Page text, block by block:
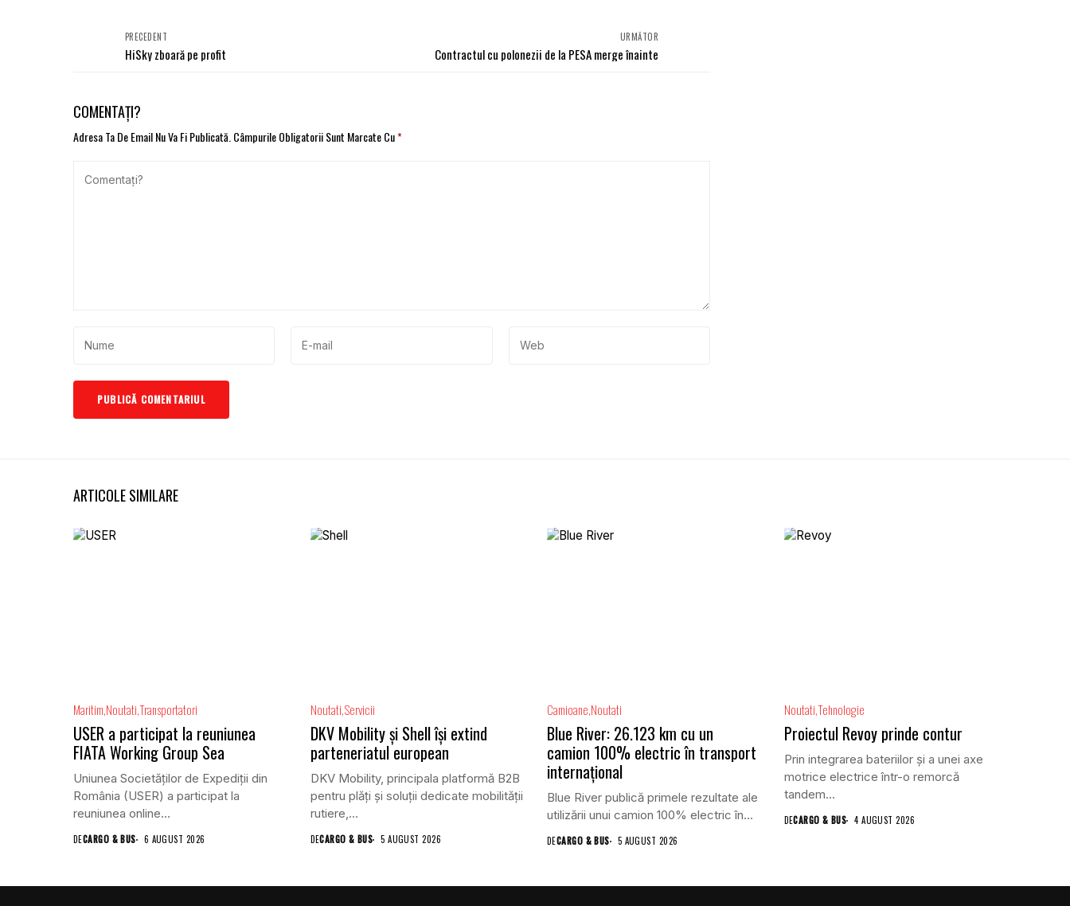
PRECEDENT
HiSky zboară pe profit
URMĂTOR
Contractul cu polonezii de la PESA merge înainte
COMENTAȚI?
Adresa Ta De Email Nu Va Fi Publicată. Câmpurile Obligatorii Sunt Marcate Cu*
ARTICOLE SIMILARE
Maritim NoutatiTransportatori
USER a participat la reuniunea
FIATA Working Group Sea
Uniunea Societăților de Expediții din
România (USER) a participat la
reuniunea online...
DECARGO & BUS 6 AUGUST 2026
Noutati Servicii
DKV Mobility și Shell își extind
parteneriatul european
DKV Mobility, principala platformă B2B
pentru plăți și soluții dedicate mobilității
rutiere,...
DECARGO & BUS 5 AUGUST 2026
Camioane Noutati
Blue River: 26.123 km cu un
camion 100% electric în transport
internațional
Blue River publică primele rezultate ale
utilizării unui camion 100% electric în...
DECARGO & BUS 5 AUGUST 2026
NoutatiTehnologie
Proiectul Revoy prinde contur
Prin integrarea bateriilor și a unei axe
motrice electrice într-o remorcă
tandem...
DECARGO & BUS 4 AUGUST 2026